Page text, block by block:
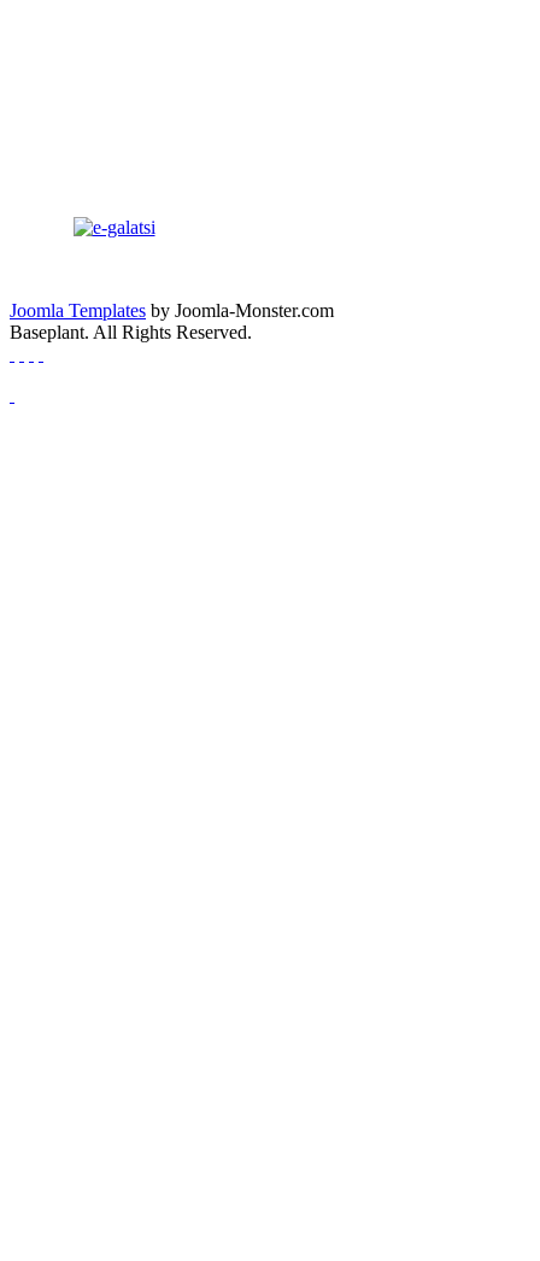
Joomla Templates by Joomla-Monster.com
Baseplant. All Rights Reserved.